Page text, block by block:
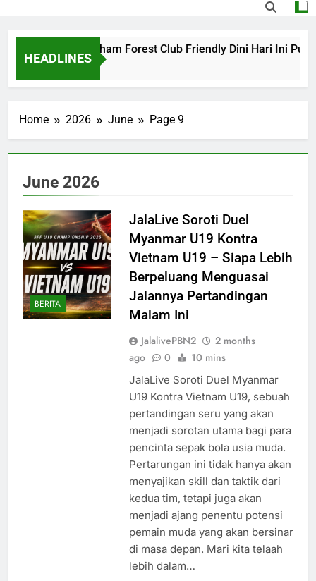
HEADLINES
vs Nottingham Forest Club Friendly Dini Hari Ini
Ago
Home 2026 June Page 9
June 2026
BERITA
JalaLive Soroti Duel
Myanmar U19 Kontra
Vietnam U19 – Siapa Lebih
Berpeluang Menguasai
Jalannya Pertandingan
Malam Ini
JalalivePBN2
2 months
ago
0 10 mins
JalaLive Soroti Duel Myanmar
U19 Kontra Vietnam U19, sebuah
pertandingan seru yang akan
menjadi sorotan utama bagi para
pencinta sepak bola usia muda.
Pertarungan ini tidak hanya akan
menyajikan skill dan taktik dari
kedua tim, tetapi juga akan
menjadi ajang penentu potensi
pemain muda yang akan bersinar
di masa depan. Mari kita telaah
lebih dalam…